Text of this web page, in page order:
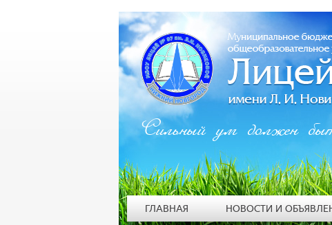
Сильный ум должен
ГЛАВНАЯ НОВОСТИ И